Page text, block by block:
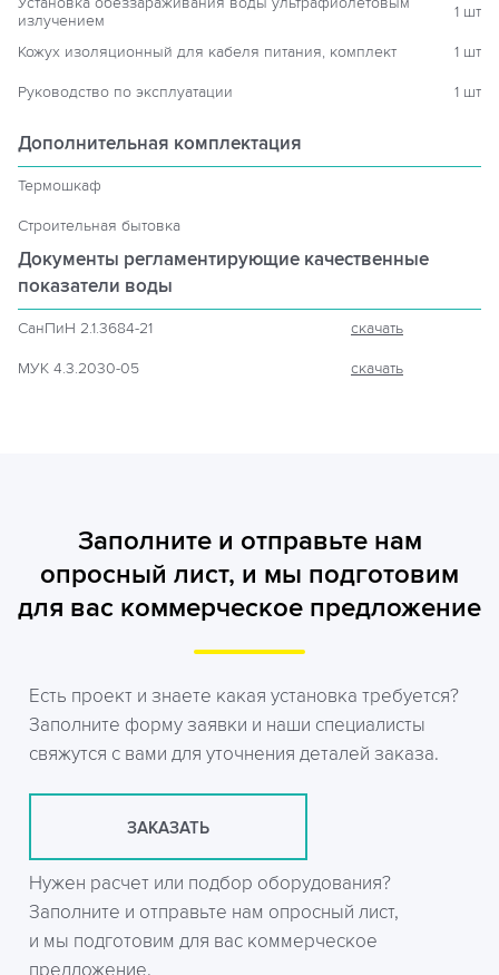
излучением
1 шт
Кожух изоляционный для кабеля питания, комплект 1 шт
Руководство по эксплуатации 1 шт
Дополнительная комплектация
Термошкаф
Строительная бытовка
Документы регламентирующие качественные
показатели воды
СанПиН 2.1.3684-21 скачать
МУК 4.3.2030-05 скачать
Заполните и отправьте нам
опросный лист, и мы подготовим
для вас коммерческое предложение
Есть проект и знаете какая установка требуется?
Заполните форму заявки и наши специалисты
свяжутся с вами для уточнения деталей заказа.
ЗАКАЗАТЬ
Нужен расчет или подбор оборудования?
Заполните и отправьте нам опросный лист,
и мы подготовим для вас коммерческое
предложение.